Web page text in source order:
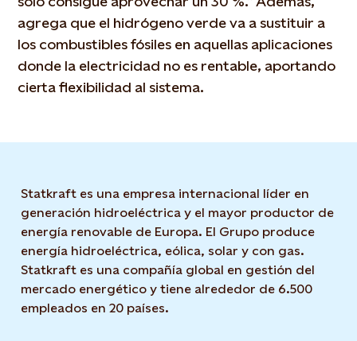
agrega que el hidrógeno verde va a sustituir a
los combustibles fósiles en aquellas aplicaciones
donde la electricidad no es rentable, aportando
cierta flexibilidad al sistema.
Statkraft es una empresa internacional líder en
generación hidroeléctrica y el mayor productor de
energía renovable de Europa. El Grupo produce
energía hidroeléctrica, eólica, solar y con gas.
Statkraft es una compañía global en gestión del
mercado energético y tiene alrededor de 6.500
empleados en 20 países.